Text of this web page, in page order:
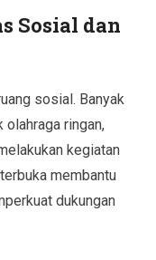
Sosial dan
sosial. Banyak
olahraga ringan,
kegiatan
membantu
dukungan